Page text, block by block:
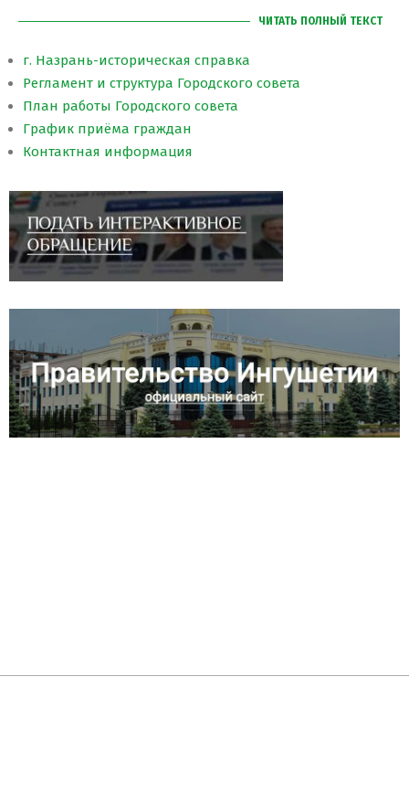
ЧИТАТЬ ПОЛНЫЙ ТЕКСТ
г. Назрань-историческая справка
Регламент и структура Городского совета
План работы Городского совета
График приёма граждан
Контактная информация